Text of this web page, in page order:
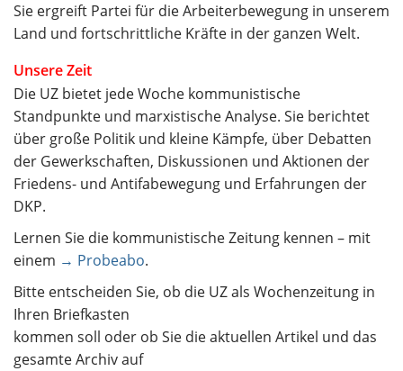
Sie ergreift Partei für die Arbeiterbewegung in unserem
Land und fortschrittliche Kräfte in der ganzen Welt.
Unsere Zeit
Die UZ bietet jede Woche kommunistische
Standpunkte und marxistische Analyse. Sie berichtet
über große Politik und kleine Kämpfe, über Debatten
der Gewerkschaften, Diskussionen und Aktionen der
Friedens- und Antifabewegung und Erfahrungen der
DKP.
Lernen Sie die kommunistische Zeitung kennen – mit
einem → Probeabo.
Bitte entscheiden Sie, ob die UZ als Wochenzeitung in
Ihren Briefkasten
kommen soll oder ob Sie die aktuellen Artikel und das
gesamte Archiv auf